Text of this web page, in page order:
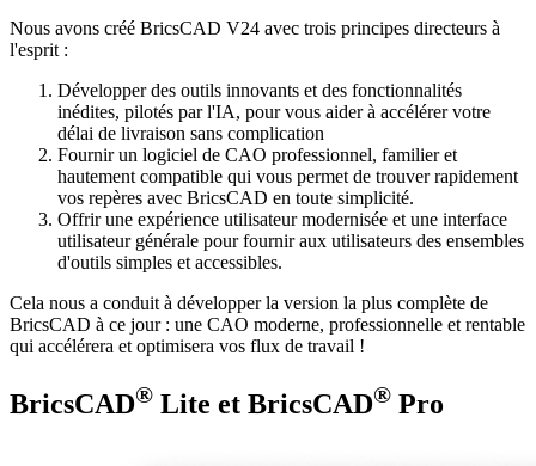
Nous avons créé BricsCAD V24 avec trois principes directeurs à
l'esprit :
Développer des outils innovants et des fonctionnalités
inédites, pilotés par l'IA, pour vous aider à accélérer votre
délai de livraison sans complication
Fournir un logiciel de CAO professionnel, familier et
hautement compatible qui vous permet de trouver rapidement
vos repères avec BricsCAD en toute simplicité.
Offrir une expérience utilisateur modernisée et une interface
utilisateur générale pour fournir aux utilisateurs des ensembles
d'outils simples et accessibles.
Cela nous a conduit à développer la version la plus complète de
BricsCAD à ce jour : une CAO moderne, professionnelle et rentable
qui accélérera et optimisera vos flux de travail !
BricsCAD® Lite et BricsCAD® Pro